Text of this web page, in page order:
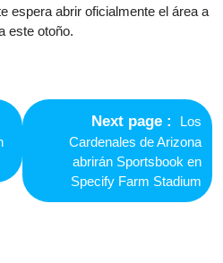
espera abrir oficialmente el área a
este otoño.
Next page
Next
post:
Los
Cardenales de Arizona
abrirán Sportsbook en
Specify Farm Stadium